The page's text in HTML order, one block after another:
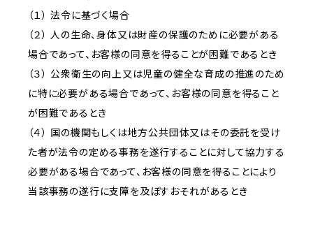
（１） 法令に基づく場合
（２） 人の生命、身体又は財産の保護のために必要がある
場合であって、お客様の同意を得ることが困難であるとき
（３） 公衆衛生の向上又は児童の健全な育成の推進のため
に特に必要がある場合であって、お客様の同意を得ること
が困難であるとき
（４） 国の機関もしくは地方公共団体又はその委託を受け
た者が法令の定める事務を遂行することに対して協力する
必要がある場合であって、お客様の同意を得ることにより
当該事務の遂行に支障を及ぼすおそれがあるとき